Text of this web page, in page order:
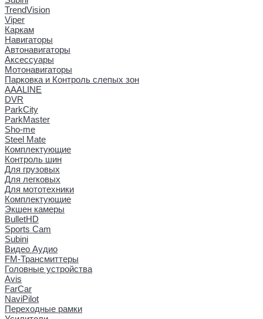
TrendVision
Viper
Каркам
Навигаторы
Автонавигаторы
Аксессуары
Мотонавигаторы
Парковка и Контроль слепых зон
AAALINE
DVR
ParkCity
ParkMaster
Sho-me
Steel Mate
Комплектующие
Контроль шин
Для грузовых
Для легковых
Для мототехники
Комплектующие
Экшен камеры
BulletHD
Sports Cam
Subini
Видео Аудио
FM-Трансмиттеры
Головные устройства
Avis
FarCar
NaviPilot
Переходные рамки